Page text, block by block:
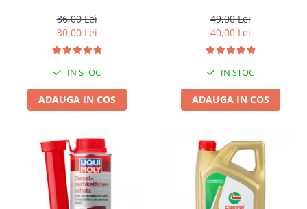
36,00 Lei
30,00 Lei
IN STOC
ADAUGA IN COS
49,00 Lei
40,00 Lei
IN STOC
ADAUGA IN COS